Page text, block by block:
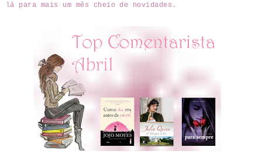
lá para mais um mês cheio de novidades.